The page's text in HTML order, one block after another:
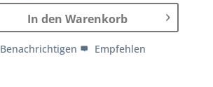
In den Warenkorb
Benachrichtigen Empfehlen